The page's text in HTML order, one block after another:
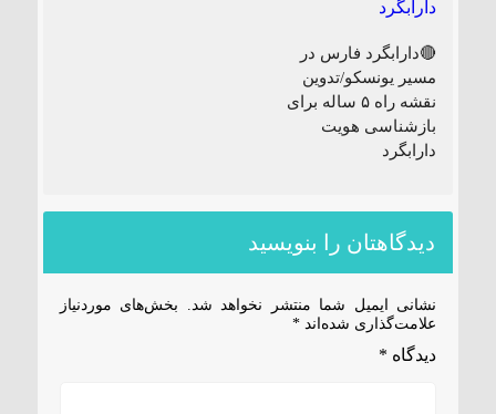
🔴دارابگرد فارس در
مسیر یونسکو/تدوین
نقشه راه ۵ ساله برای
بازشناسی هویت
دارابگرد
دیدگاهتان را بنویسید
نشانی ایمیل شما منتشر نخواهد شد.
بخش‌های موردنیاز
علامت‌گذاری شده‌اند *
دیدگاه *